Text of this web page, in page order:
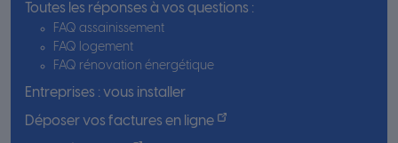
Toutes les réponses à vos questions :
FAQ assainissement
FAQ logement
FAQ rénovation énergétique
Entreprises : vous installer
Déposer vos factures en ligne